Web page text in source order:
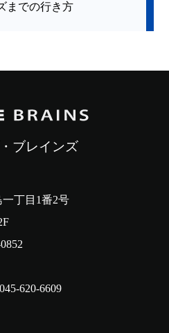
までの行き方
ブレインズ
丁目1番2号
620-6609